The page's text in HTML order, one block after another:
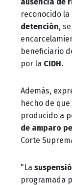
reconocido la
detención,
beneficiario
por la CIDH.
Además,
hecho de
producido a
de amparo
Corte
"La
programada